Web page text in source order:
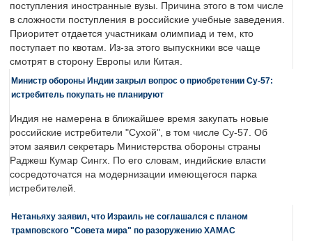
поступления иностранные вузы. Причина этого в том числе
в сложности поступления в российские учебные заведения.
Приоритет отдается участникам олимпиад и тем, кто
поступает по квотам. Из-за этого выпускники все чаще
смотрят в сторону Европы или Китая.
Министр обороны Индии закрыл вопрос о приобретении Су-57:
истребитель покупать не планируют
Индия не намерена в ближайшее время закупать новые
российские истребители "Сухой", в том числе Су-57. Об
этом заявил секретарь Министерства обороны страны
Раджеш Кумар Сингх. По его словам, индийские власти
сосредоточатся на модернизации имеющегося парка
истребителей.
Нетаньяху заявил, что Израиль не соглашался с планом
трамповского "Совета мира" по разоружению ХАМАС